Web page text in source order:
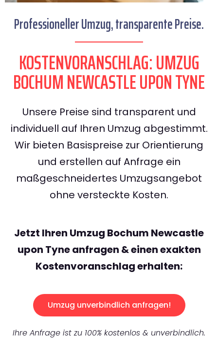
Professioneller Umzug, transparente Preise.
KOSTENVORANSCHLAG: UMZUG
BOCHUM NEWCASTLE UPON TYNE
Unsere Preise sind transparent und
individuell auf Ihren Umzug abgestimmt.
Wir bieten Basispreise zur Orientierung
und erstellen auf Anfrage ein
maßgeschneidertes Umzugsangebot
ohne versteckte Kosten.
Jetzt Ihren Umzug Bochum Newcastle
upon Tyne anfragen & einen exakten
Kostenvoranschlag erhalten:
Umzug unverbindlich anfragen!
Ihre Anfrage ist zu 100% kostenlos & unverbindlich.